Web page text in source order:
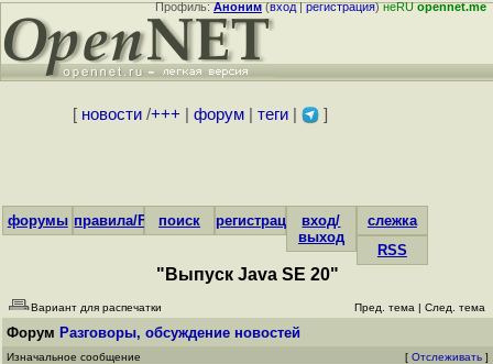
Профиль:Аноним(вход|регистрация)неRUopennet.me
[ новости/+++ форум| теги| ]
форумы правила/FAQпоиск регистрациявход/
выход
слежка
RSS
"Выпуск Java SE 20"
Вариант для распечатки Пред. тема | След. тема
Форум Разговоры, обсуждение новостей
Изначальное сообщение [ Отслеживать ]